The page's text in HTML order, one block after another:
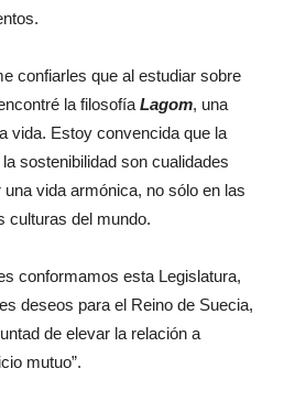
confiarles que al estudiar sobre
la filosofía Lagom, una
vida. Estoy convencida que la
sostenibilidad son cualidades
vida armónica, no sólo en las
culturas del mundo.
conformamos esta Legislatura,
deseos para el Reino de Suecia,
de elevar la relación a
mutuo”.